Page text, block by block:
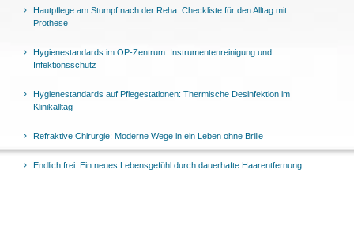
Hautpflege am Stumpf nach der Reha: Checkliste für den Alltag mit
Prothese
Hygienestandards im OP-Zentrum: Instrumentenreinigung und
Infektionsschutz
Hygienestandards auf Pflegestationen: Thermische Desinfektion im
Klinikalltag
Refraktive Chirurgie: Moderne Wege in ein Leben ohne Brille
Endlich frei: Ein neues Lebensgefühl durch dauerhafte Haarentfernung